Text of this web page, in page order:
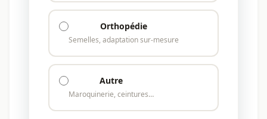
Orthopédie
Semelles, adaptation sur-mesure
Autre
Maroquinerie, ceintures…